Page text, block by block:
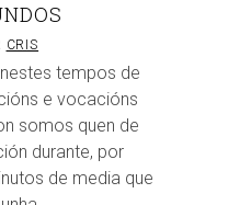
CRIS
tempos de
e vocacións
somos quen de
durante, por
de media que